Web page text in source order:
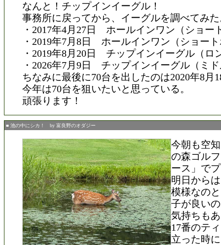
なんと！チップインイーグル！
事務所に戻ってから、イーグルを調べてみ
・2017年4月27日 ホールインワン（ショー
・2019年7月8日 ホールインワン（ショー
・2019年8月20日 チップインイーグル（ロ
・2026年7月9日 チップインイーグル（ミ
ちなみに最後に70台を出したのは2020年8月
今年は70台を狙いたいと思っている。
頑張ります！
■ 池の中にシカ！ by 富良野のオダジー
今朝も空
の森ゴル
ース」で
明日から
模様なの
子が良い
気持ちも
17番のテ
立った時